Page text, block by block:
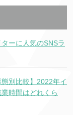
ーに人気のSNSラ
別比較】2022年イ
時間はどれくら